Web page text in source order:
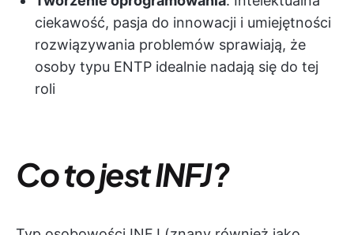
ciekawość, pasja do innowacji i umiejętności
rozwiązywania problemów sprawiają, że
osoby typu ENTP idealnie nadają się do tej
roli
Co to jest INFJ?